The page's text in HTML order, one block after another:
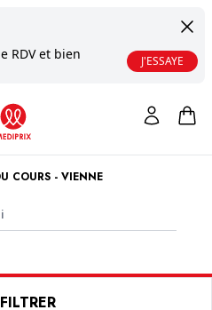
RDV et bien
J'ESSAYE
COURS - VIENNE
FILTRER